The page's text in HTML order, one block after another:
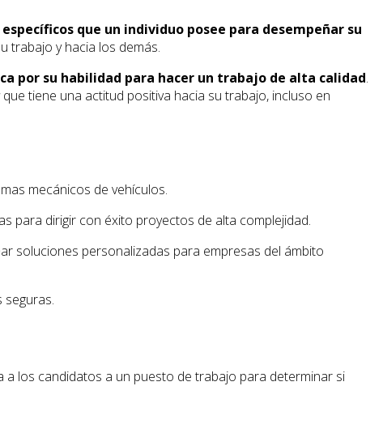
que un individuo posee para desempeñar su
trabajo y hacia los demás.
por su habilidad para hacer un trabajo de alta calidad.
tiene una actitud positiva hacia su trabajo, incluso en
mecánicos de vehículos.
para dirigir con éxito proyectos de alta complejidad.
soluciones personalizadas para empresas del ámbito
seguras.
a los candidatos a un puesto de trabajo para determinar si